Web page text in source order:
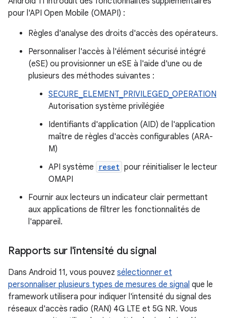
pour l'API Open Mobile (OMAPI) :
Règles d'analyse des droits d'accès des opérateurs.
Personnaliser l'accès à l'élément sécurisé intégré
(eSE) ou provisionner un eSE à l'aide d'une ou de
plusieurs des méthodes suivantes :
SECURE_ELEMENT_PRIVILEGED_OPERATION
Autorisation système privilégiée
Identifiants d'application (AID) de l'application
maître de règles d'accès configurables (ARA-
M)
API système
reset pour réinitialiser le lecteur
OMAPI
Fournir aux lecteurs un indicateur clair permettant
aux applications de filtrer les fonctionnalités de
l'appareil.
Rapports sur l'intensité du signal
Dans Android 11, vous pouvez sélectionner et
personnaliser plusieurs types de mesures de signal que le
framework utilisera pour indiquer l'intensité du signal des
réseaux d'accès radio (RAN) 4G LTE et 5G NR. Vous